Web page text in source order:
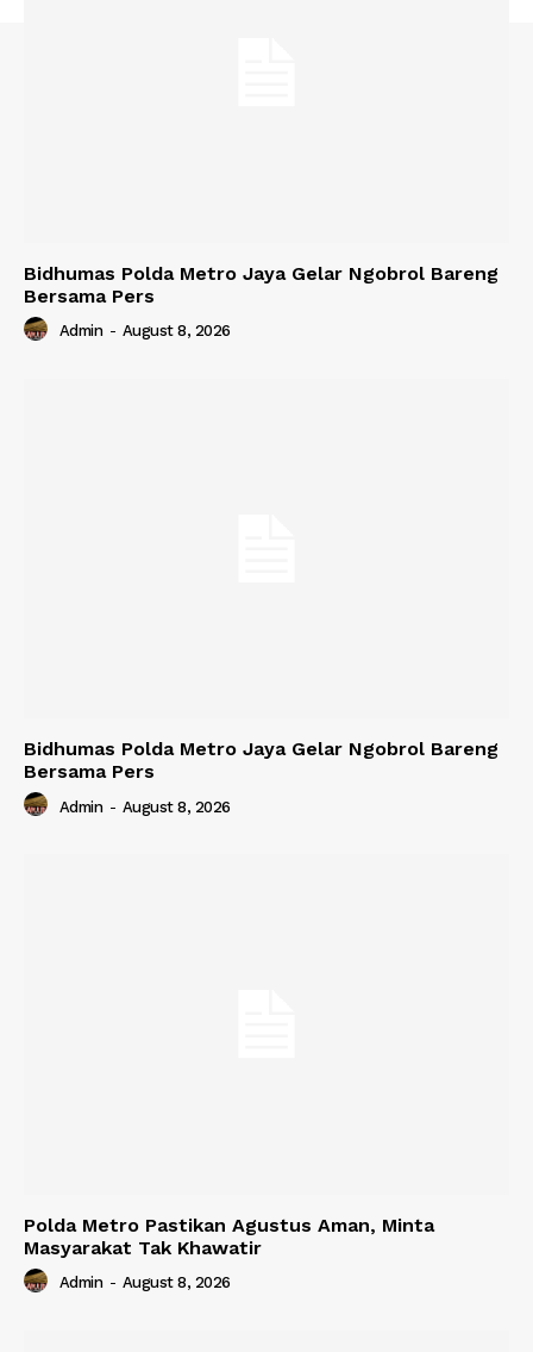
Bidhumas Polda Metro Jaya Gelar Ngobrol Bareng
Bersama Pers
Admin - August 8, 2026
Bidhumas Polda Metro Jaya Gelar Ngobrol Bareng
Bersama Pers
Admin - August 8, 2026
Polda Metro Pastikan Agustus Aman, Minta
Masyarakat Tak Khawatir
Admin - August 8, 2026